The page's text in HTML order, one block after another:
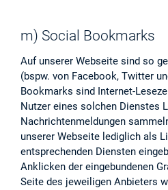
m) Social Bookmarks
Auf unserer Webseite sind so
(bspw. von Facebook, Twitter
Bookmarks sind Internet-
Nutzer eines solchen Dienstes
Nachrichtenmeldungen
unserer Webseite lediglich als
entsprechenden Diensten
Anklicken der eingebundenen
Seite des jeweiligen Anbieters